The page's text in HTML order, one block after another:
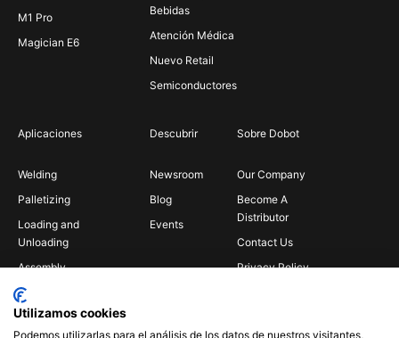
M1 Pro
Magician E6
Bebidas
Atención Médica
Nuevo Retail
Semiconductores
Aplicaciones
Welding
Palletizing
Loading and
Unloading
Assembly
Bin Picking
Gluing
Descubrir
Newsroom
Blog
Events
Sobre Dobot
Our Company
Become A
Distributor
Contact Us
Privacy Policy
Utilizamos cookies
Podemos utilizarlas para el análisis de los datos de nuestros visitantes,